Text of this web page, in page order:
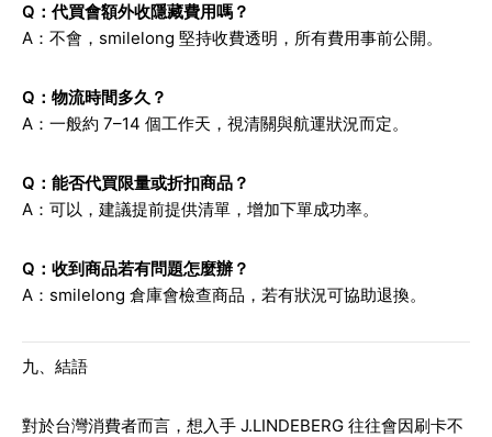
Q：代買會額外收隱藏費用嗎？
A：不會，smilelong 堅持收費透明，所有費用事前公開。
Q：物流時間多久？
A：一般約 7–14 個工作天，視清關與航運狀況而定。
Q：能否代買限量或折扣商品？
A：可以，建議提前提供清單，增加下單成功率。
Q：收到商品若有問題怎麼辦？
A：smilelong 倉庫會檢查商品，若有狀況可協助退換。
九、結語
對於台灣消費者而言，想入手 J.LINDEBERG 往往會因刷卡不